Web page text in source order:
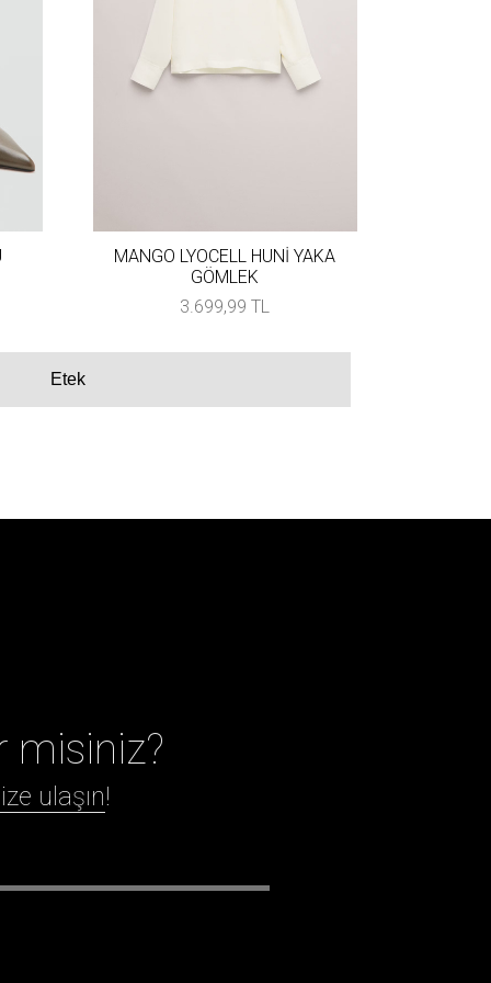
MANGO LYOCELL HUNİ YAKA
GÖMLEK
3.699,99 TL
Etek
misiniz?
ulaşın!